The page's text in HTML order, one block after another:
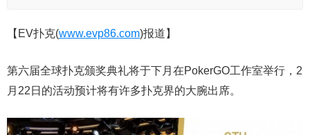
【EV扑克(www.evp86.com)报道】
第六届全球扑克颁奖典礼将于下月在PokerGO工作室举行，2
月22日的活动预计将有许多扑克界的大腕出席。